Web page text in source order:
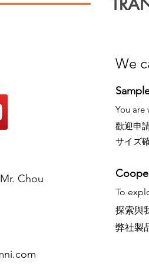
Chou
We
You are
歡迎申
サイズ
To
探索與
弊社製